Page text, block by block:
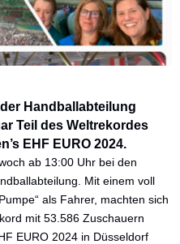
Trainingszeiten
Kontakt
Vereinskollektion
Die nächsten Spiele
Handballabteilung
Teil des Weltrekordes
EHF EURO 2024.
ab 13:00 Uhr bei den
Mit einem voll
als Fahrer, machten sich
mit 53.586 Zuschauern
EURO 2024 in Düsseldorf